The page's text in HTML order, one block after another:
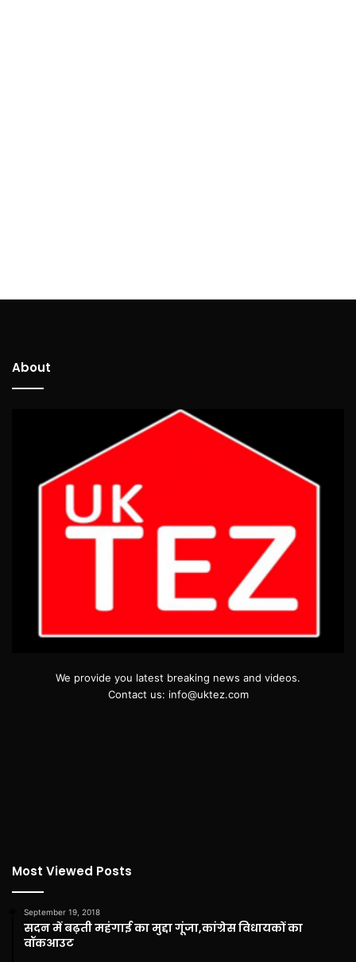
About
We provide you latest breaking news and videos.
Contact us: info@uktez.com
Most Viewed Posts
September 19, 2018
सदन में बढ़ती महंगाई का मुद्दा गूंजा,कांग्रेस विधायकों का
वॉकआउट